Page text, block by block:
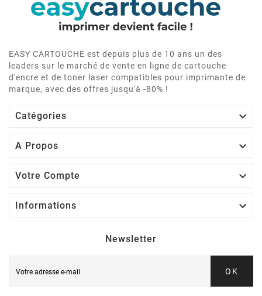
EASY CARTOUCHE est depuis plus de 10 ans un des
leaders sur le marché de vente en ligne de cartouche
d'encre et de toner laser compatibles pour imprimante de
marque, avec des offres jusqu'à -80% !
Catégories 
A Propos 
Votre Compte 
Informations 
Newsletter
OK